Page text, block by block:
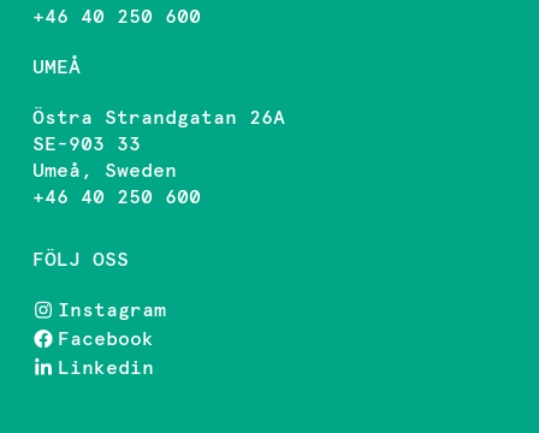
+46 40 250 600
UMEÅ
Östra Strandgatan 26A
SE-903 33
Umeå, Sweden
+46 40 250 600
FÖLJ OSS
Instagram
Facebook
Linkedin